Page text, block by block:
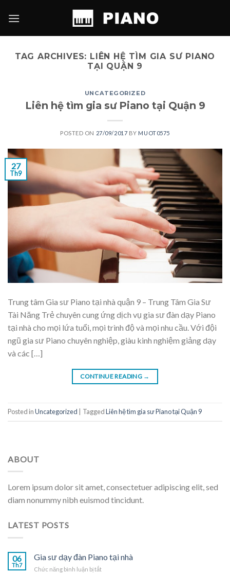
TAG ARCHIVES: LIÊN HỆ TÌM GIA SƯ PIANO
TẠI QUẬN 9
UNCATEGORIZED
Liên hệ tìm gia sư Piano tại Quận 9
POSTED ON 27/09/2017 BY MUOT0575
27
Th9
Trung tâm Gia sư Piano tại nhà quận 9 – Trung Tâm Gia Sư
Tài Năng Trẻ chuyên cung ứng dịch vụ gia sư đàn dạy Piano
tại nhà cho mọi lứa tuổi, mọi trình độ và mọi nhu cầu. Với đội
ngũ gia sư Piano chuyên nghiệp, giàu kinh nghiệm giảng dạy
và các […]
CONTINUE READING →
Posted inUncategorized TaggedLiên hệ tìm gia sư Piano tại Quận 9
ABOUT
Lorem ipsum dolor sit amet, consectetuer adipiscing elit, sed
diam nonummy nibh euismod tincidunt.
LATEST POSTS
06
Th7
Gia sư dạy đàn Piano tại nhà
Chức năng bình luận bị tắtở